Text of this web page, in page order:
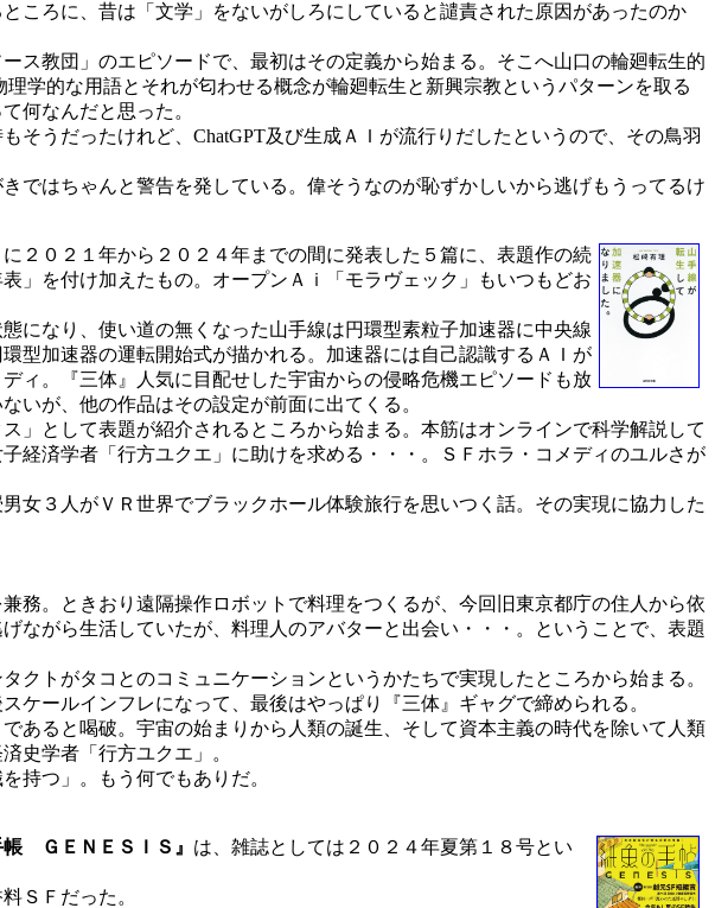
ころに、昔は「文学」をないがしろにしていると譴責された原因があったのか
教団」のエピソードで、最初はその定義から始まる。そこへ山口の輪廻転生的
学的な用語とそれが匂わせる概念が輪廻転生と新興宗教というパターンを取る
何なんだと思った。
そうだったけれど、ChatGPT及び生成ＡＩが流行りだしたというので、その鳥羽
はちゃんと警告を発している。偉そうなのが恥ずかしいから逃げもうってるけ
２０２１年から２０２４年までの間に発表した５篇に、表題作の続
を付け加えたもの。オープンＡｉ「モラヴェック」もいつもどお
になり、使い道の無くなった山手線は円環型素粒子加速器に中央線
型加速器の運転開始式が描かれる。加速器には自己認識するＡＩが
ィ。『三体』人気に目配せした宇宙からの侵略危機エピソードも放
いが、他の作品はその設定が前面に出てくる。
」として表題が紹介されるところから始まる。本筋はオンラインで科学解説して
経済学者「行方ユクエ」に助けを求める・・・。ＳＦホラ・コメディのユルさが
女３人がＶＲ世界でブラックホール体験旅行を思いつく話。その実現に協力した
。ときおり遠隔操作ロボットで料理をつくるが、今回旧東京都庁の住人から依
ながら生活していたが、料理人のアバターと出会い・・・。ということで、表題
クトがタコとのコミュニケーションというかたちで実現したところから始まる。
ールインフレになって、最後はやっぱり『三体』ギャグで締められる。
あると喝破。宇宙の始まりから人類の誕生、そして資本主義の時代を除いて人類
史学者「行方ユクエ」。
持つ」。もう何でもありだ。
帳 ＧＥＮＥＳＩＳ』 は、雑誌としては２０２４年夏第１８号とい
ＳＦだった。